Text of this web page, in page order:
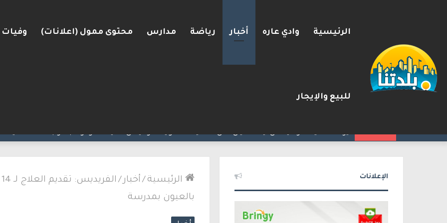
الرئيسية وادي عاره أخبار رياضة مدارس محتوى ممول (اعلانات) وفيات
للبيع والإيجار
يوآف سيغالوفيتش يستقيل من الكنيست ويغادر “يش عتيد”.. وترقب لوجهته
الرئيسية / أخبار /
بالعيون بمدرسة
الإعلانات